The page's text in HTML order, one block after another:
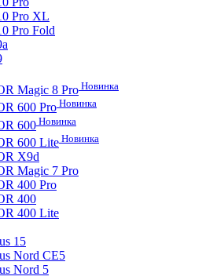
Pro XL
Pro Fold
Magic 8 Pro Новинка
600 Pro Новинка
600Новинка
600 Lite Новинка
X9d
Magic 7 Pro
400 Pro
400
400 Lite
15
Nord CE5
Nord 5